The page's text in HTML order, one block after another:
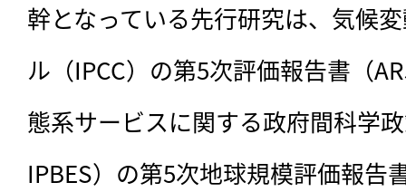
幹となっている先行研究は、気候
ル（IPCC）の第5次評価報告書（
態系サービスに関する政府間科学
IPBES）の第5次地球規模評価報告